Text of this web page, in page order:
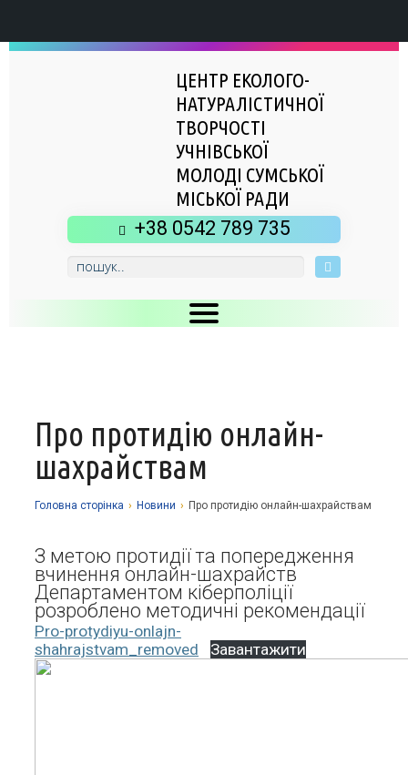
ЦЕНТР ЕКОЛОГО-
НАТУРАЛІСТИЧНОЇ
ТВОРЧОСТІ
УЧНІВСЬКОЇ
МОЛОДІ СУМСЬКОЇ
МІСЬКОЇ РАДИ
+38 0542 789 735
Про заклад
Історія
Структурні підрозділи
Наші досягнення
Фотоальбоми
Сторінка психолога
Освітній процес
Запрошуємо у гуртки
Академічна доброчесність
Методична робота
Програмне забезпечення
Науково-методичні матеріали
Національно-патріотичне виховання
Організаційно-масова робота
Прозорість та відкритість
Фінансова звітність
Стаття 30 Закону України «Про освіту»
Контакти
Про протидію онлайн-
шахрайствам
Головна сторiнка › Новини › Про протидію онлайн-шахрайствам
З метою протидії та попередження
вчинення онлайн-шахрайств
Департаментом кіберполіції
розроблено методичні рекомендації
Pro-protydiyu-onlajn-
shahrajstvam_removed
Завантажити